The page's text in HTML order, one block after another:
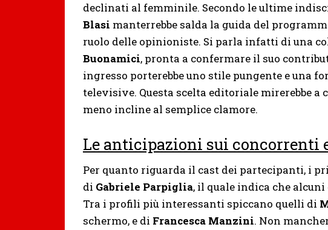
declinati al femminile. Secondo le ultime
Blasi manterrebbe salda la guida del
ruolo delle opinioniste. Si parla infatti di una
Buonamici, pronta a confermare il suo
ingresso porterebbe uno stile pungente e una
televisive. Questa scelta editoriale mirerebbe
meno incline al semplice clamore.
Le anticipazioni sui concorrenti
Per quanto riguarda il cast dei partecipanti, i
di Gabriele Parpiglia, il quale indica che
Tra i profili più interessanti spiccano quelli di
schermo, e di Francesca Manzini. Non